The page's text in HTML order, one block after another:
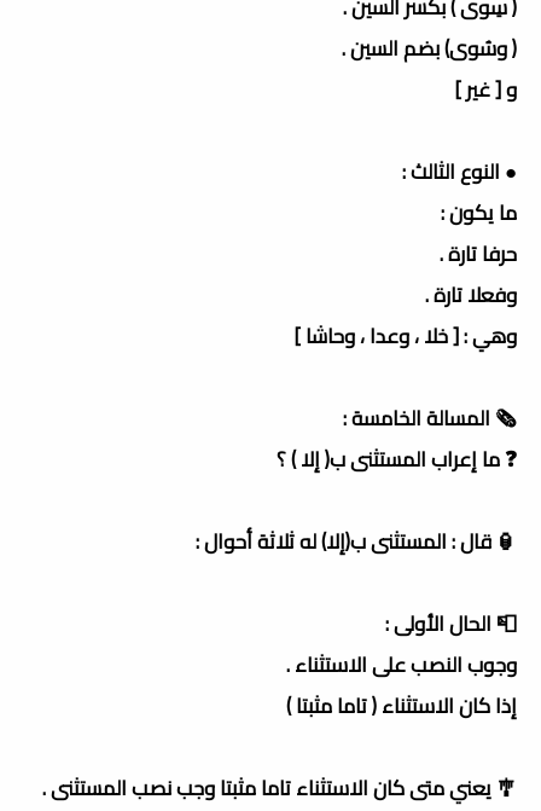
( وسُوى) بضم السين .
و [ غير ]
● النوع الثالث :
ما يكون :
حرفا تارة .
وفعلا تارة .
وهي : [ خلا ، وعدا ، وحاشا ]
🗞 المسالة الخامسة :
❓ ما إعراب المستثنى ب( إلا ) ؟
🏮 قال : المستثنى ب(إلا) له ثلاثة أحوال :
📮 الحال الأولى :
وجوب النصب على الاستثناء .
إذا كان الاستثناء ( تاما مثبتا )
🎐 يعني متى كان الاستثناء تاما مثبتا وجب نصب المستثنى .